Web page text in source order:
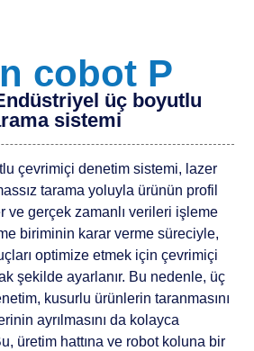
cobot P
üç boyutlu
sistemi
çevrimiçi denetim sistemi, lazer
tarama yoluyla ürünün profil
ve gerçek zamanlı verileri işleme
biriminin karar verme süreciyle,
optimize etmek için çevrimiçi
şekilde ayarlanır. Bu nedenle, üç
kusurlu ürünlerin taranmasını
ayrılmasını da kolayca
üretim hattına ve robot koluna bir